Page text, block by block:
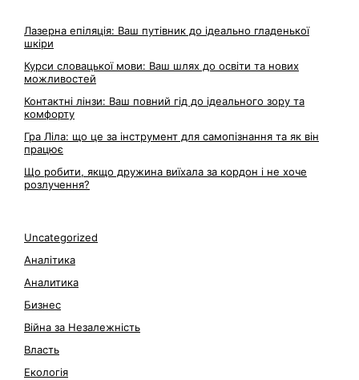
Лазерна епіляція: Ваш путівник до ідеально гладенької
шкіри
Курси словацької мови: Ваш шлях до освіти та нових
можливостей
Контактні лінзи: Ваш повний гід до ідеального зору та
комфорту
Гра Ліла: що це за інструмент для самопізнання та як він
працює
Що робити, якщо дружина виїхала за кордон і не хоче
розлучення?
Uncategorized
Аналітика
Аналитика
Бизнес
Війна за Незалежність
Власть
Екологія